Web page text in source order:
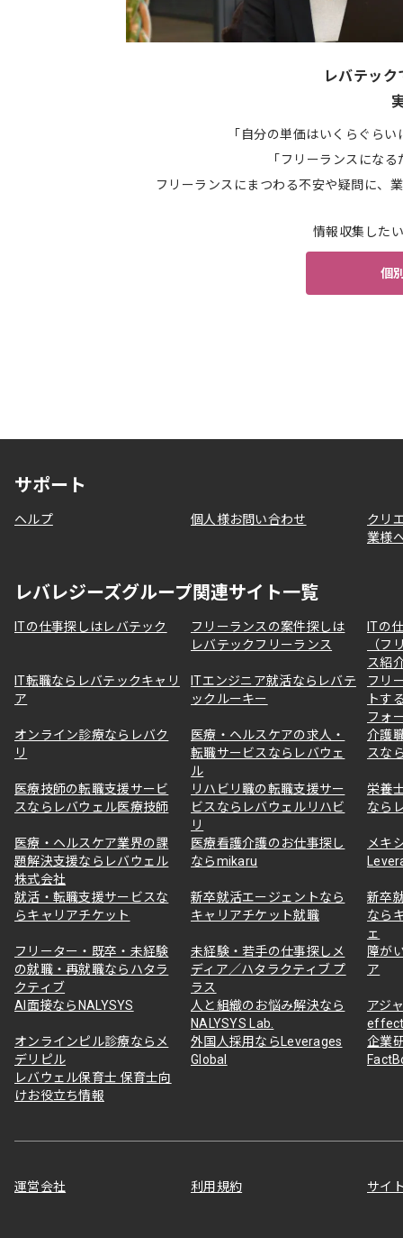
レバテッ
「自分の単価はいくらぐら
「フリーランスにな
フリーランスにまつわる不安や疑問に、
情報収集した
個
サポート
ヘルプ 個人様お問い合わせ
クリ
業様
レバレジーズグループ関連サイト一覧
ITの仕事探しはレバテック
フリーランスの案件探しは
レバテックフリーランス
ITの
（フ
ス紹
IT転職ならレバテックキャリ
ア
ITエンジニア就活ならレバテ
ックルーキー
フリ
トす
フォ
オンライン診療ならレバク
リ
医療・ヘルスケアの求人・
転職サービスならレバウェ
ル
介護
スな
医療技師の転職支援サービ
スならレバウェル医療技師
リハビリ職の転職支援サー
ビスならレバウェルリハビ
リ
栄養
なら
医療・ヘルスケア業界の課
題解決支援ならレバウェル
株式会社
医療看護介護のお仕事探し
ならmikaru
メキ
就活・転職支援サービスな
らキャリアチケット
新卒就活エージェントなら
キャリアチケット就職
新卒
なら
ェ
フリーター・既卒・未経験
の就職・再就職ならハタラ
クティブ
未経験・若手の仕事探しメ
ディア／ハタラクティブ プ
ラス
障が
ア
AI面接ならNALYSYS
人と組織のお悩み解決なら
NALYSYS Lab.
アジ
オンラインピル診療ならメ
デリピル
外国人採用ならLeverages
Global
企業
レバウェル保育士 保育士向
けお役立ち情報
運営会社 利用規約 サイ